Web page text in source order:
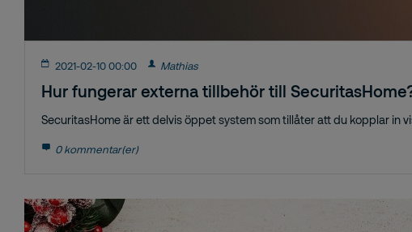
2021-02-10 00:00 Mathias
Hur fungerar externa tillbehör till
SecuritasHome är ett delvis öppet system som tillåter att du kopplar in
0 kommentar(er)